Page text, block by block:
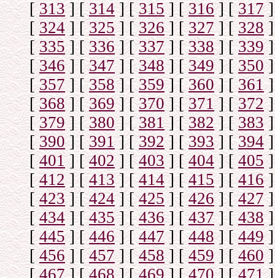
[313] [314] [315] [316] [317]
[324] [325] [326] [327] [ 328]
[335] [336] [337] [338] [339]
[346] [347] [348] [349] [350]
[357] [358] [359] [360] [361]
[368] [369] [370] [371] [372]
[379] [380] [381] [382] [ 383]
[390] [391] [392] [393] [394]
[401] [402] [403] [404] [405]
[412] [413] [414] [415] [416]
[423] [424] [425] [426] [427]
[434] [435] [436] [437] [438]
[445] [446] [447] [448] [449]
[456] [457] [458] [459] [460]
[467] [468] [469] [470] [471]